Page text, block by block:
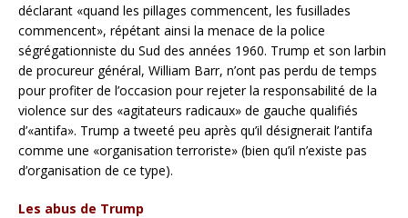
déclarant «quand les pillages commencent, les fusillades
commencent», répétant ainsi la menace de la police
ségrégationniste du Sud des années 1960. Trump et son larbin
de procureur général, William Barr, n’ont pas perdu de temps
pour profiter de l’occasion pour rejeter la responsabilité de la
violence sur des «agitateurs radicaux» de gauche qualifiés
d’«antifa». Trump a tweeté peu après qu’il désignerait l’antifa
comme une «organisation terroriste» (bien qu’il n’existe pas
d’organisation de ce type).
Les abus de Trump